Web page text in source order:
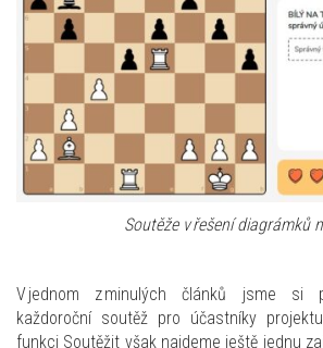
Soutěže v řešenídiagrámků
V jednom z minulých článků jsme si
každoroční soutěž pro účastníky
funkci Soutěžit však najdeme ještě jednu